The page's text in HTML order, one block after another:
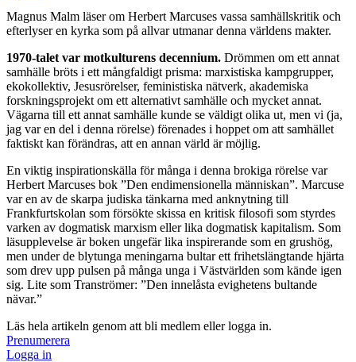
Magnus Malm läser om Herbert Marcuses vassa samhällskritik och
efterlyser en kyrka som på allvar utmanar denna världens makter.
1970-talet var motkulturens decennium. Drömmen om ett annat
samhälle bröts i ett mångfaldigt prisma: marxistiska kampgrupper,
eko­kollektiv, Jesusrörelser, feministiska nätverk, akademiska
forskningsprojekt om ett alternativt samhälle och mycket annat.
Vägarna till ett annat samhälle kunde se väldigt olika ut, men vi (ja,
jag var en del i denna rörelse) förenades i hoppet om att samhället
faktiskt kan förändras, att en annan värld är möjlig.
En viktig inspirationskälla för många i denna brokiga rörelse var
Herbert Marcuses bok ”Den endimensionella människan”. Marcuse
var en av de skarpa judiska tänkarna med anknytning till
Frankfurtskolan som försökte skissa en kritisk filosofi som styrdes
varken av dogmatisk marxism eller lika dogmatisk kapitalism. Som
läsupplevelse är boken ungefär lika inspirerande som en grushög,
men under de blytunga meningarna bultar ett frihetslängtande hjärta
som drev upp pulsen på många unga i Västvärlden som kände igen
sig. Lite som Tranströmer: ”Den innelåsta evighetens bultande
nävar.”
Läs hela artikeln genom att bli medlem eller logga in.
Prenumerera
Logga in